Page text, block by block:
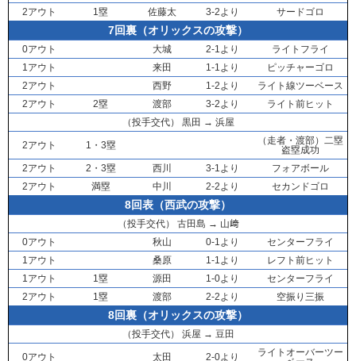
2アウト
1塁 佐藤太 3-2より サードゴロ
7回裏（オリックスの攻撃）
0アウト 大城 2-1より
ライトフライ
1アウト
来田 1-1より
ピッチャーゴロ
2アウト
西野 1-2より
ライト線ツーベース
2アウト
2塁 渡部 3-2より
ライト前ヒット
（投手交代） 黒田 → 浜屋
2アウト 1・3塁 （走者・ 渡部）二塁
盗塁成功
2アウト
2・3塁 西川 3-1より
フォアボール
2アウト
満塁 中川 2-2より セカンドゴロ
8回表（西武の攻撃）
（投手交代） 古田島 → 山﨑
0アウト
秋山 0-1より
センターフライ
1アウト
桑原 1-1より
レフト前ヒット
1アウト
1塁 源田 1-0より
センターフライ
2アウト
1塁 渡部 2-2より 空振り三振
8回裏（オリックスの攻撃）
（投手交代） 浜屋 → 豆田
0アウト 太田 2-0より
ライトオーバーツー